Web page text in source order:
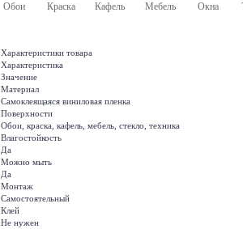
Обои Краска Кафель Мебель Окна
Характеристики товара
Характеристика
Значение
Материал
Самоклеящаяся виниловая пленка
Поверхности
Обои, краска, кафель, мебель, стекло, техника
Влагостойкость
Да
Можно мыть
Да
Монтаж
Самостоятельный
Клей
Не нужен